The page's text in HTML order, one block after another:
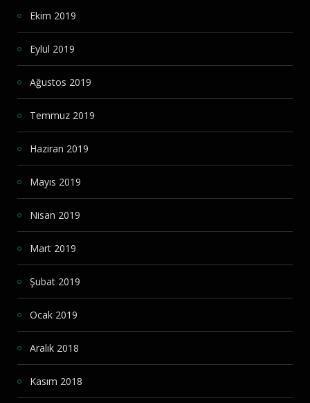
Ekim 2019
Eylül 2019
Ağustos 2019
Temmuz 2019
Haziran 2019
Mayıs 2019
Nisan 2019
Mart 2019
Şubat 2019
Ocak 2019
Aralık 2018
Kasım 2018